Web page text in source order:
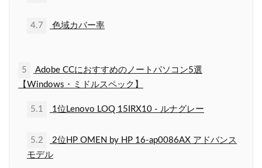
4.7 色域カバー率
5
Adobe CCにおすすめのノートパソコン5選
【Windows・ミドルスペック】
5.1 1位Lenovo LOQ 15IRX10 - ルナグレー
5.2
2位HP OMEN by HP 16-ap0086AX アドバンス
モデル